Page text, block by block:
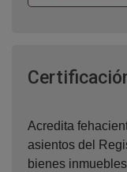
Acredita
asientos del
bienes